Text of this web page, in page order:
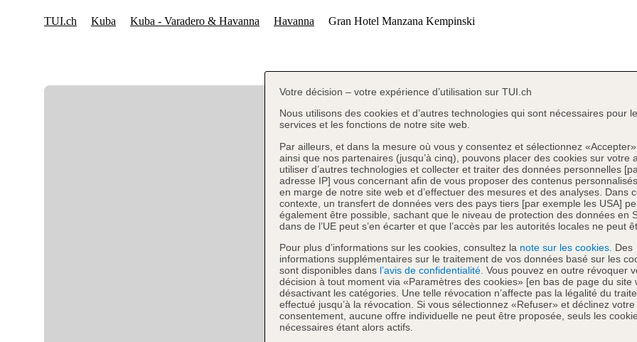
Votre décision – votre expérience d’utilisation sur TUI.ch
Nous utilisons des cookies et d’autres technologies qui sont nécessaires pour
services et les fonctions de notre site web.
Par ailleurs, et dans la mesure où vous y consentez et sélectionnez
ainsi que nos partenaires (jusqu’à cinq), pouvons placer des cookies sur votre
utiliser d’autres technologies et collecter et traiter des données personnelles
adresse IP] vous concernant afin de vous proposer des contenus
en marge de notre site web et d’effectuer des mesures et des analyses. Dans
contexte, un transfert de données vers des pays tiers [par exemple les USA]
également être possible, sachant que le niveau de protection des données en
dans de l’UE peut s’en écarter et que l’accès par les autorités locales ne peut
Pour plus d’informations sur les cookies, consultez la note sur les cookies. Des
informations supplémentaires sur le traitement de vos données basé sur les
sont disponibles dans l’avis de confidentialité. Vous pouvez en outre révoquer
décision à tout moment via «Paramètres des cookies» [en bas de page du site
désactivant les catégories. Une telle révocation n’affecte pas la légalité du
effectué jusqu’à la révocation. Si vous sélectionnez «Refuser» et déclinez votre
consentement, aucune offre individuelle ne peut être proposée, seuls les
nécessaires étant alors actifs.